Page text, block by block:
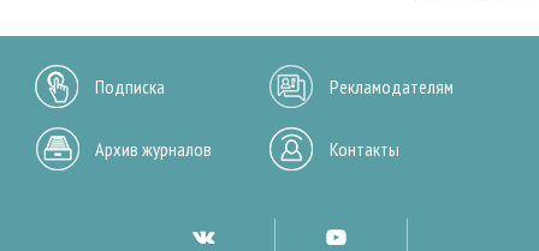
Подписка Рекламодателям
Архив журналов Контакты